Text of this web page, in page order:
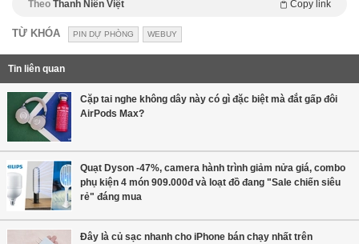
Theo Thanh Niên Việt Copy link
TỪ KHÓA PIN DỰ PHÒNG WEBUY
Tin liên quan
Cặp tai nghe không dây này có gì đặc biệt mà đắt gấp đôi
AirPods Max?
Quạt Dyson -47%, camera hành trình giảm nửa giá, combo
phụ kiện 4 món 909.000đ và loạt đồ đang "Sale chiến siêu
rẻ" đáng mua
Đây là củ sạc nhanh cho iPhone bán chạy nhất trên